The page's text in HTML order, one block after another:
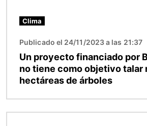
Clima
Publicado el 24/11/2023 a las 21:37
Un proyecto financiado por
no tiene como objetivo talar
hectáreas de árboles